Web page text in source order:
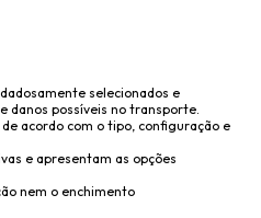
selecionados e
danos possíveis no transporte.
acordo com o tipo, configuração e
e apresentam as opções
nem o enchimento